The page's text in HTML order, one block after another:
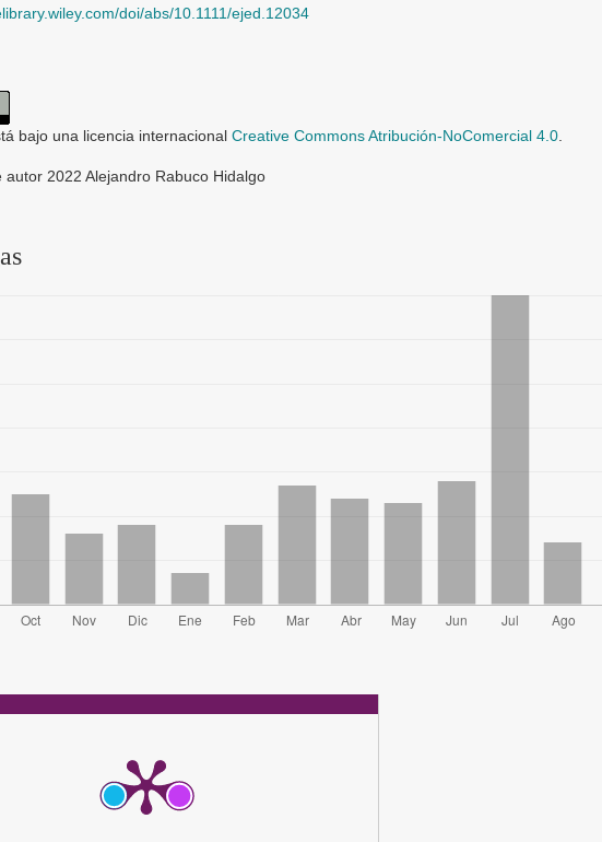
doi/abs/10.1111/ejed.12034
bajo una licencia internacional Creative Commons Atribución-NoComercial 4.0
autor 2022 Alejandro Rabuco Hidalgo